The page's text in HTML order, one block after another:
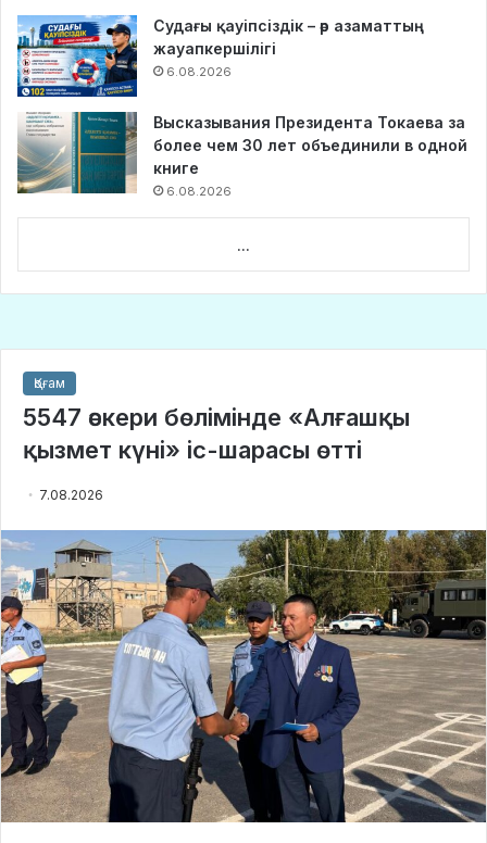
Судағы қауіпсіздік – әр азаматтың
жауапкершілігі
6.08.2026
Высказывания Президента Токаева за
более чем 30 лет объединили в одной
книге
6.08.2026
...